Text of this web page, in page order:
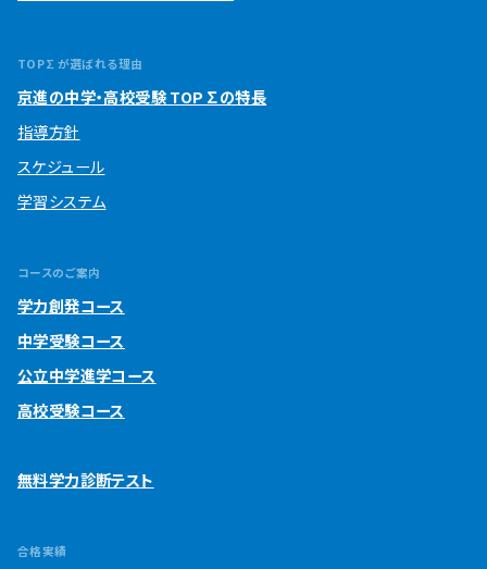
TOP∑が選ばれる理由
京進の中学・高校受験 TOP∑の特長
指導方針
スケジュール
学習システム
コースのご案内
学力創発コース
中学受験コース
公立中学進学コース
高校受験コース
無料学力診断テスト
合格実績